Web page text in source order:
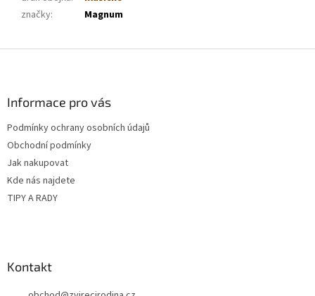
značky: Magnum
Informace pro vás
Podmínky ochrany osobních údajů
Obchodní podmínky
Jak nakupovat
Kde nás najdete
TIPY A RADY
Kontakt